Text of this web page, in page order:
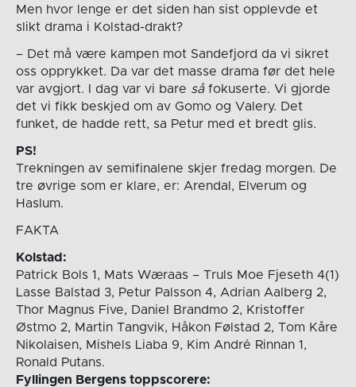
Men hvor lenge er det siden han sist opplevde et
slikt drama i Kolstad-drakt?
– Det må være kampen mot Sandefjord da vi sikret
oss opprykket. Da var det masse drama før det hele
var avgjort. I dag var vi bare så fokuserte. Vi gjorde
det vi fikk beskjed om av Gomo og Valery. Det
funket, de hadde rett, sa Petur med et bredt glis.
PS!
Trekningen av semifinalene skjer fredag morgen. De
tre øvrige som er klare, er: Arendal, Elverum og
Haslum.
FAKTA
Kolstad:
Patrick Bols 1, Mats Wæraas – Truls Moe Fjeseth 4(1)
Lasse Balstad 3, Petur Palsson 4, Adrian Aalberg 2,
Thor Magnus Five, Daniel Brandmo 2, Kristoffer
Østmo 2, Martin Tangvik, Håkon Følstad 2, Tom Kåre
Nikolaisen, Mishels Liaba 9, Kim André Rinnan 1,
Ronald Putans.
Fyllingen Bergens toppscorere: